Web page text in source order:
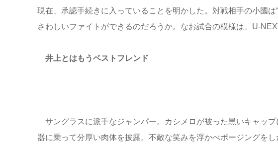
現在、承認手続きに入っていることを明かした。対戦相手の小國
さわしいファイトができるのだろうか。なお試合の模様は、U-
井上とはもうベストフレンド
サングラスに派手なジャンパー。カシメロが被った黒いキャッ
器に乗って分厚い肉体を披露。不敵な笑みを浮かべポージングを